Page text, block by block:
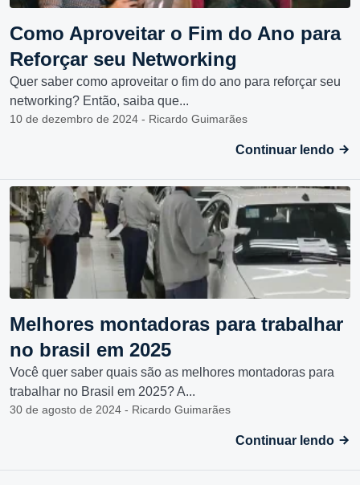
Como Aproveitar o Fim do Ano para
Reforçar seu Networking
Quer saber como aproveitar o fim do ano para reforçar seu
networking? Então, saiba que...
10 de dezembro de 2024 - Ricardo Guimarães
Continuar lendo
Melhores montadoras para trabalhar
no brasil em 2025
Você quer saber quais são as melhores montadoras para
trabalhar no Brasil em 2025? A...
30 de agosto de 2024 - Ricardo Guimarães
Continuar lendo